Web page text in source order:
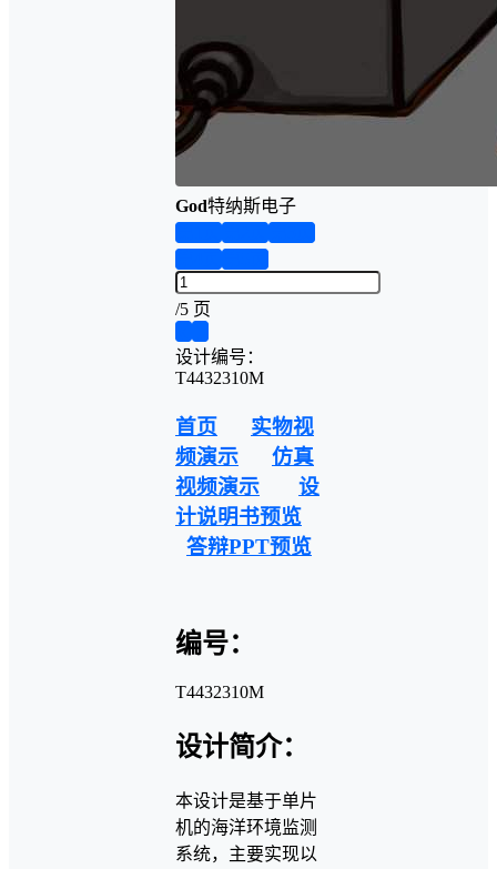
God特纳斯电子
/5 页
设计编号：
T4432310M
首页
实物视
频演示
仿真
视频演示
设
计说明书预览
答辩PPT预览
编号：
T4432310M
设计简介：
本设计是基于单片
机的海洋环境监测
系统，主要实现以